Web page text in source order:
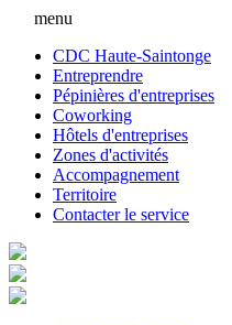
menu
CDC Haute-Saintonge
Entreprendre
Pépinières d'entreprises
Coworking
Hôtels d'entreprises
Zones d'activités
Accompagnement
Territoire
Contacter le service